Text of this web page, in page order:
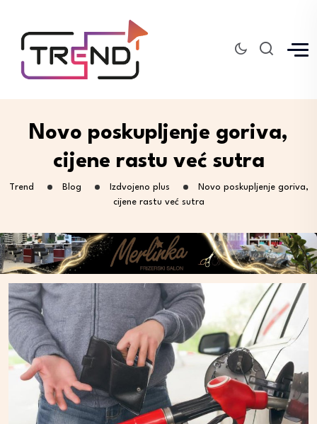
Novo poskupljenje goriva,
cijene rastu već sutra
Trend Blog Izdvojeno plus
Novo poskupljenje goriva,
cijene rastu već sutra